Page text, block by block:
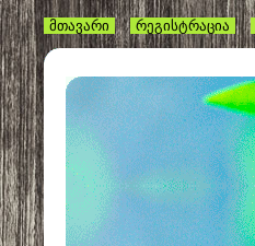
მთავარი რეგისტრაცია